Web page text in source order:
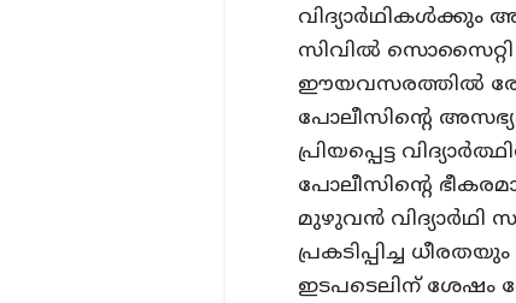
വിദ്യാര്‍ഥികള്‍ക്കും
സിവില്‍
ഈയവസരത്തില്‍
പോലീസിന്റെ
പ്രിയപ്പെട്ട
പോലീസിന്റെ
മുഴുവന്‍ വിദ്യാര്‍ഥി
പ്രകടിപ്പിച്ച
ഇടപടെലിന് ശേഷം